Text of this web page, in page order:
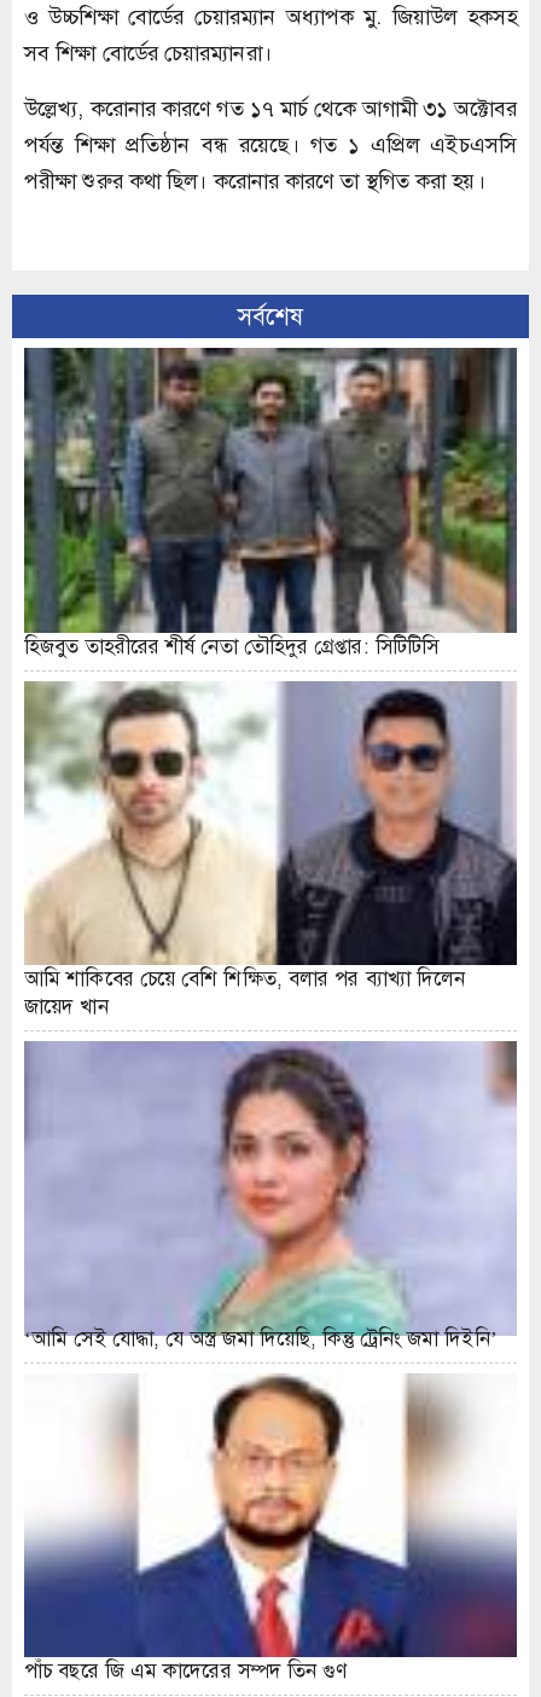
ও উচ্চশিক্ষা বোর্ডের চেয়ারম্যান অধ্যাপক মু. জিয়াউল হকসহ
সব শিক্ষা বোর্ডের চেয়ারম্যানরা।
উল্লেখ্য, করোনার কারণে গত ১৭ মার্চ থেকে আগামী ৩১ অক্টোবর
পর্যন্ত শিক্ষা প্রতিষ্ঠান বন্ধ রয়েছে। গত ১ এপ্রিল এইচএসসি
পরীক্ষা শুরুর কথা ছিল। করোনার কারণে তা স্থগিত করা হয়।
সর্বশেষ
হিজবুত তাহরীরের শীর্ষ নেতা তৌহিদুর গ্রেপ্তার: সিটিটিসি
আমি শাকিবের চেয়ে বেশি শিক্ষিত, বলার পর ব্যাখ্যা দিলেন
জায়েদ খান
‘আমি সেই যোদ্ধা, যে অস্ত্র জমা দিয়েছি, কিন্তু ট্রেনিং জমা দিইনি’
পাঁচ বছরে জি এম কাদেরের সম্পদ তিন গুণ